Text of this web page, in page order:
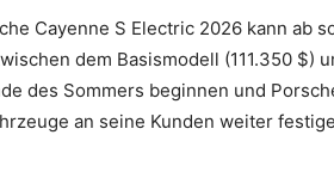
Cayenne S Electric 2026 kann ab
dem Basismodell (111.350 $)
des Sommers beginnen und
an seine Kunden weiter